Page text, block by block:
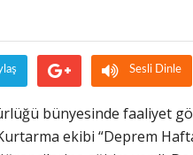
Sesli Dinle
bünyesinde faaliyet
ekibi “Deprem